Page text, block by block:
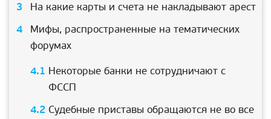
На какие карты и счета не накладывают арест
Мифы, распространенные на тематических
форумах
Некоторые банки не сотрудничают с
ФССП
Судебные приставы обращаются не во все